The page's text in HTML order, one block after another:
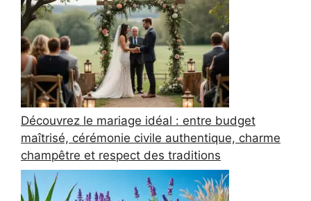
Découvrez le mariage idéal : entre budget
maîtrisé, cérémonie civile authentique, charme
champêtre et respect des traditions